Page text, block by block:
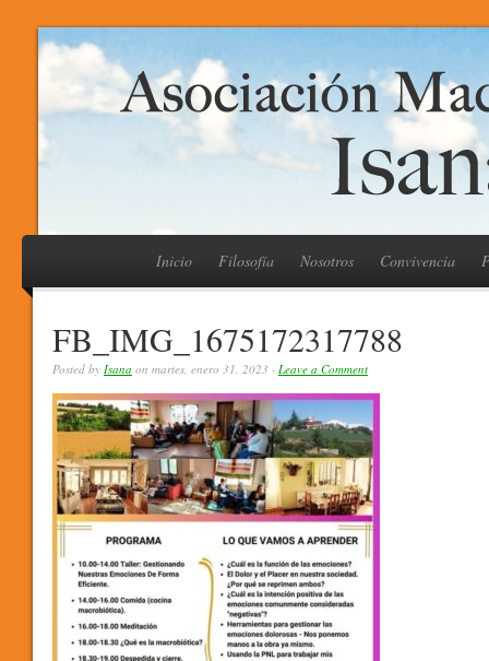
Inicio Filosofía Nosotros Convivencia
FB_IMG_1675172317788
Posted by Isana on martes, enero 31, 2023 · Leave a Comment